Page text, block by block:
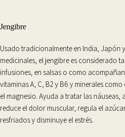
Jengibre
Usado tradicionalmente en India, Japón
medicinales, el jengibre es considerado
infusiones, en salsas o como
vitaminas A, C, B2 y B6 y minerales como
el magnesio. Ayuda a tratar las náuseas,
reduce el dolor muscular, regula el
resfriados y disminuye el estrés.